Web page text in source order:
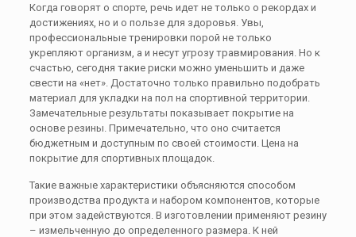
Когда говорят о спорте, речь идет не только о рекордах и
достижениях, но и о пользе для здоровья. Увы,
профессиональные тренировки порой не только
укрепляют организм, а и несут угрозу травмирования. Но к
счастью, сегодня такие риски можно уменьшить и даже
свести на «нет». Достаточно только правильно подобрать
материал для укладки на пол на спортивной территории.
Замечательные результаты показывает покрытие на
основе резины. Примечательно, что оно считается
бюджетным и доступным по своей стоимости. Цена на
покрытие для спортивных площадок.
Такие важные характеристики объясняются способом
производства продукта и набором компонентов, которые
при этом задействуются. В изготовлении применяют резину
– измельченную до определенного размера. К ней